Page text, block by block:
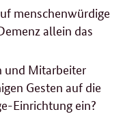
menschenwürdige
allein das
und Mitarbeiter
Gesten auf die
Einrichtung ein?